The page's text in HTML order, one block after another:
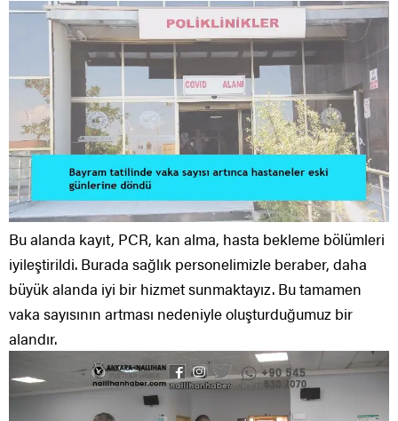
Bu alanda kayıt, PCR, kan alma, hasta bekleme bölümleri
iyileştirildi. Burada sağlık personelimizle beraber, daha
büyük alanda iyi bir hizmet sunmaktayız. Bu tamamen
vaka sayısının artması nedeniyle oluşturduğumuz bir
alandır.